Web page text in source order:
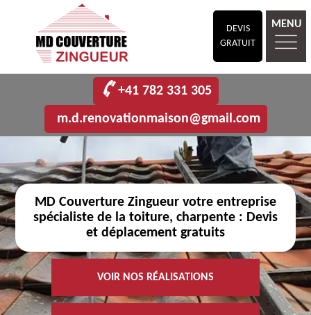
DEVIS
GRATUIT
MENU
+41 782 331 305
m.d.renovationmaison@gmail.com
MD Couverture Zingueur votre entreprise
spécialiste de la toiture, charpente : Devis
et déplacement gratuits
VOIR NOS RÉALISATIONS